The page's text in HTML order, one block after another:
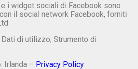
i widget sociali di Facebook sono
il social network Facebook, forniti
di utilizzo; Strumento di
Irlanda – Privacy Policy.